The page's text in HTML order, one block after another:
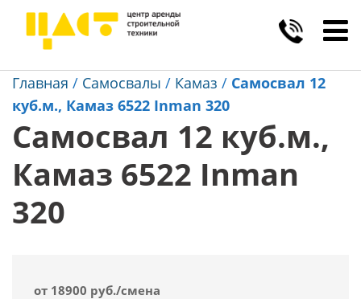
Главная / Самосвалы / Камаз / Самосвал 12
куб.м., Камаз 6522 Inman 320
Самосвал 12 куб.м.,
Камаз 6522 Inman
320
от 18900 руб./смена